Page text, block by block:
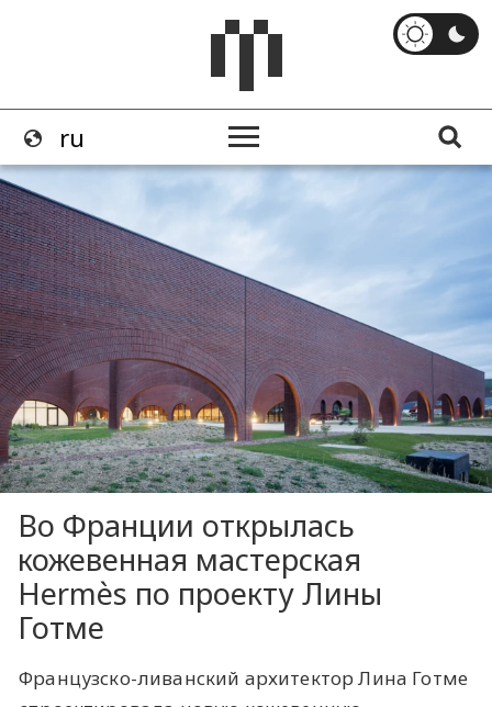
Во Франции открылась
кожевенная мастерская
Hermès по проекту Лины
Готме
Французско-ливанский архитектор Лина Готме